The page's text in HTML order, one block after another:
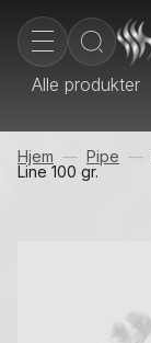
Alle produkter
Hjem Pipe
Line 100 gr.